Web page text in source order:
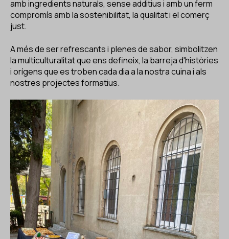
amb ingredients naturals, sense additius i amb un ferm
compromís amb la sostenibilitat, la qualitat i el comerç
just.
A més de ser refrescants i plenes de sabor, simbolitzen
la multiculturalitat que ens defineix, la barreja d'històries
i orígens que es troben cada dia a la nostra cuina i als
nostres projectes formatius.